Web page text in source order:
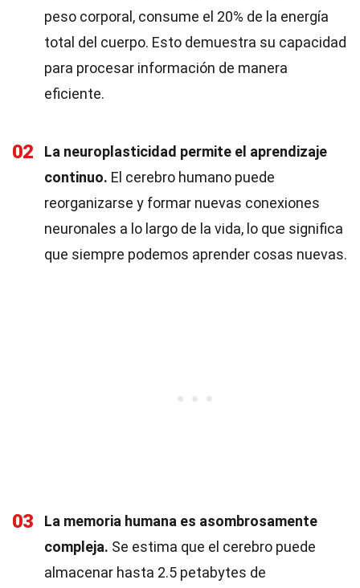
peso corporal, consume el 20% de la energía
total del cuerpo. Esto demuestra su capacidad
para procesar información de manera
eficiente.
02
La neuroplasticidad permite el aprendizaje
continuo. El cerebro humano puede
reorganizarse y formar nuevas conexiones
neuronales a lo largo de la vida, lo que significa
que siempre podemos aprender cosas nuevas.
03
La memoria humana es asombrosamente
compleja. Se estima que el cerebro puede
almacenar hasta 2.5 petabytes de